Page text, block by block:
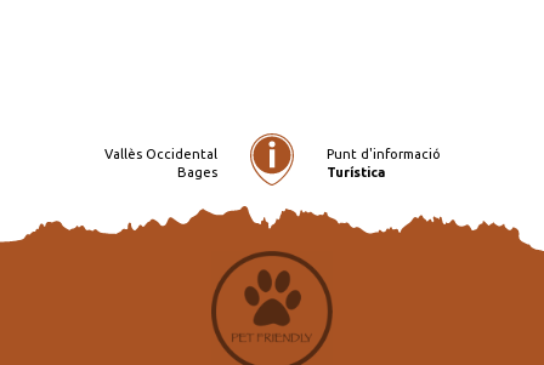
Vallès Occidental
Bages
Punt d'informació
Turística